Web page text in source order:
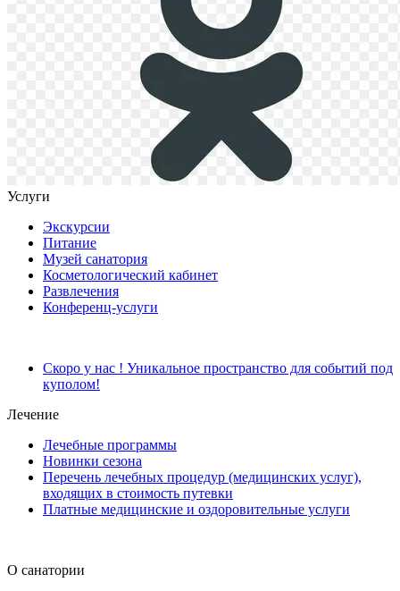
Услуги
Экскурсии
Питание
Музей санатория
Косметологический кабинет
Развлечения
Конференц-услуги
Скоро у нас ! Уникальное пространство для событий под
куполом!
Лечение
Лечебные программы
Новинки сезона
Перечень лечебных процедур (медицинских услуг),
входящих в стоимость путевки
Платные медицинские и оздоровительные услуги
О санатории